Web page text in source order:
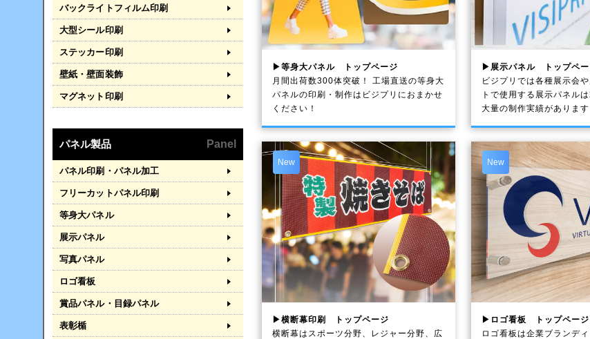
▶等身大パネル トップページ
月間出荷数300体突破！ 工場直送の等身大
パネルの印刷・制作は ビジプリ におまかせ
ください！
▶展示パネル トップペー
ビジプリでは各種展示会
トで使用する展示パネル
大量の制作実績があります
New
▶横断幕印刷 トップページ
横断幕はスポーツ分野、レジャー分野、広
New
▶ロゴ看板 トップページ
ロゴ看板は企業ブランデ
バックライトフィルム印刷
大型シール印刷
ステッカー印刷
壁紙・壁面装飾
マグネット印刷
パネル製品 Panel
パネル印刷・パネル加工
フリーカットパネル印刷
等身大パネル
展示パネル
写真パネル
ロゴ看板
賞品パネル・目録パネル
表彰楯